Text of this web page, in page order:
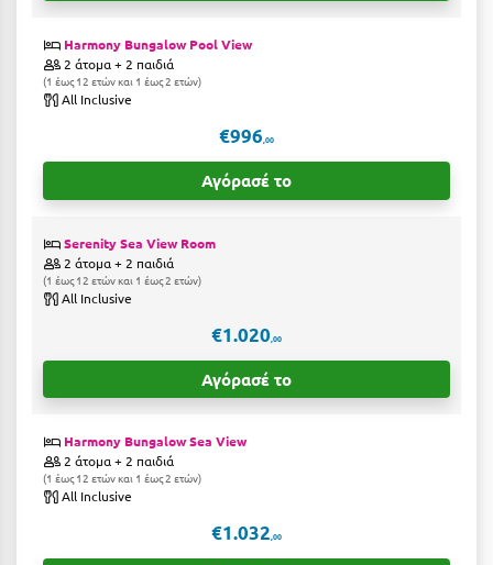
Ικαρία
Ίος
Καβάλα
Καλάβρυτα
Κάλυμνος
Καμένα Βούρλα
Harmony Bungalow Pool View
2 άτομα + 2 παιδιά
1 έως 12 ετών και 1 έως 2 ετών
All Inclusive
€996 ,00
Αγόρασέ το
Serenity Sea View Room
2 άτομα + 2 παιδιά
1 έως 12 ετών και 1 έως 2 ετών
All Inclusive
€1.020 ,00
Αγόρασέ το
Harmony Bungalow Sea View
2 άτομα + 2 παιδιά
1 έως 12 ετών και 1 έως 2 ετών
All Inclusive
€1.032 ,00